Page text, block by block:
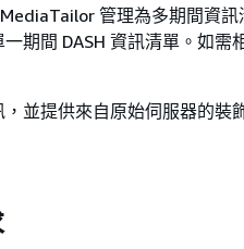
管理為多期間資
期間 DASH 資訊清單。如需
並提供來自原始伺服器的裝